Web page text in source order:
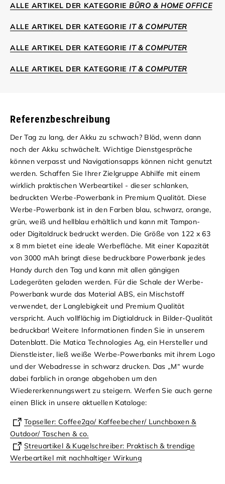
ALLE ARTIKEL DER KATEGORIE BÜRO & HOME OFFICE
ALLE ARTIKEL DER KATEGORIE IT & COMPUTER
ALLE ARTIKEL DER KATEGORIE IT & COMPUTER
ALLE ARTIKEL DER KATEGORIE IT & COMPUTER
Referenzbeschreibung
Der Tag zu lang, der Akku zu schwach? Blöd, wenn dann
noch der Akku schwächelt. Wichtige Dienstgespräche
können verpasst und Navigationsapps können nicht genutzt
werden. Schaffen Sie Ihrer Zielgruppe Abhilfe mit einem
wirklich praktischen Werbeartikel - dieser schlanken,
bedruckten Werbe-Powerbank in Premium Qualität. Diese
Werbe-Powerbank ist in den Farben blau, schwarz, orange,
grün, weiß und hellblau erhältlich und kann mit Tampon-
oder Digitaldruck bedruckt werden. Die Größe von 122 x 63
x 8 mm bietet eine ideale Werbefläche. Mit einer Kapazität
von 3000 mAh bringt diese bedruckbare Powerbank jedes
Handy durch den Tag und kann mit allen gängigen
Ladegeräten geladen werden. Für die Schale der Werbe-
Powerbank wurde das Material ABS, ein Mischstoff
verwendet, der Langlebigkeit und Premium Qualität
verspricht. Auch vollflächig im Digtialdruck in Bilder-Qualität
bedruckbar! Weitere Informationen finden Sie in unserem
Datenblatt. Die Matica Technologies Ag, ein Hersteller und
Dienstleister, ließ weiße Werbe-Powerbanks mit ihrem Logo
und der Webadresse in schwarz drucken. Das „M“ wurde
dabei farblich in orange abgehoben um den
Wiedererkennungswert zu steigern. Werfen Sie auch gerne
einen Blick in unsere aktuellen Kataloge:
Topseller: Coffee2go/ Kaffeebecher/ Lunchboxen &
Outdoor/ Taschen & co.
Streuartikel & Kugelschreiber: Praktisch & trendige
Werbeartikel mit nachhaltiger Wirkung